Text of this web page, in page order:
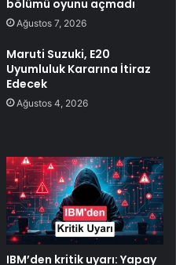
bölümü oyunu açmadı
Ağustos 7, 2026
Maruti Suzuki, E20
Uyumluluk Kararına İtiraz
Edecek
Ağustos 4, 2026
IBM’den kritik uyarı: Yapay